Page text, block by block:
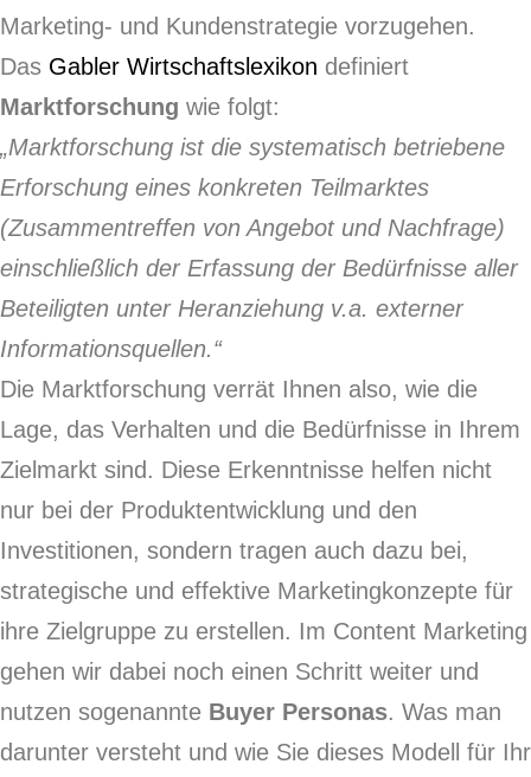
Marketing- und Kundenstrategie vorzugehen.
Das Gabler Wirtschaftslexikon definiert
Marktforschung wie folgt:
„Marktforschung ist die systematisch betriebene
Erforschung eines konkreten Teilmarktes
(Zusammentreffen von Angebot und Nachfrage)
einschließlich der Erfassung der Bedürfnisse aller
Beteiligten unter Heranziehung v.a. externer
Informationsquellen.“
Die Marktforschung verrät Ihnen also, wie die
Lage, das Verhalten und die Bedürfnisse in Ihrem
Zielmarkt sind. Diese Erkenntnisse helfen nicht
nur bei der Produktentwicklung und den
Investitionen, sondern tragen auch dazu bei,
strategische und effektive Marketingkonzepte für
ihre Zielgruppe zu erstellen. Im Content Marketing
gehen wir dabei noch einen Schritt weiter und
nutzen sogenannte Buyer Personas. Was man
darunter versteht und wie Sie dieses Modell für Ihr